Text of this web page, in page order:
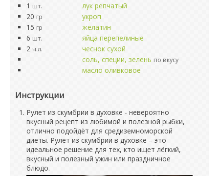
1 шт.
лук репчатый
20 гр
укроп
15 гр
желатин
6 шт.
яйца перепелиные
2 ч.л.
чеснок сухой
соль, специи, зелень по вкусу
масло оливковое
Инструкции
Рулет из скумбрии в духовке - невероятно
вкусный рецепт из любимой и полезной рыбки,
отлично подойдёт для средиземноморской
диеты. Рулет из скумбрии в духовке – это
идеальное решение для тех, кто ищет лёгкий,
вкусный и полезный ужин или праздничное
блюдо.